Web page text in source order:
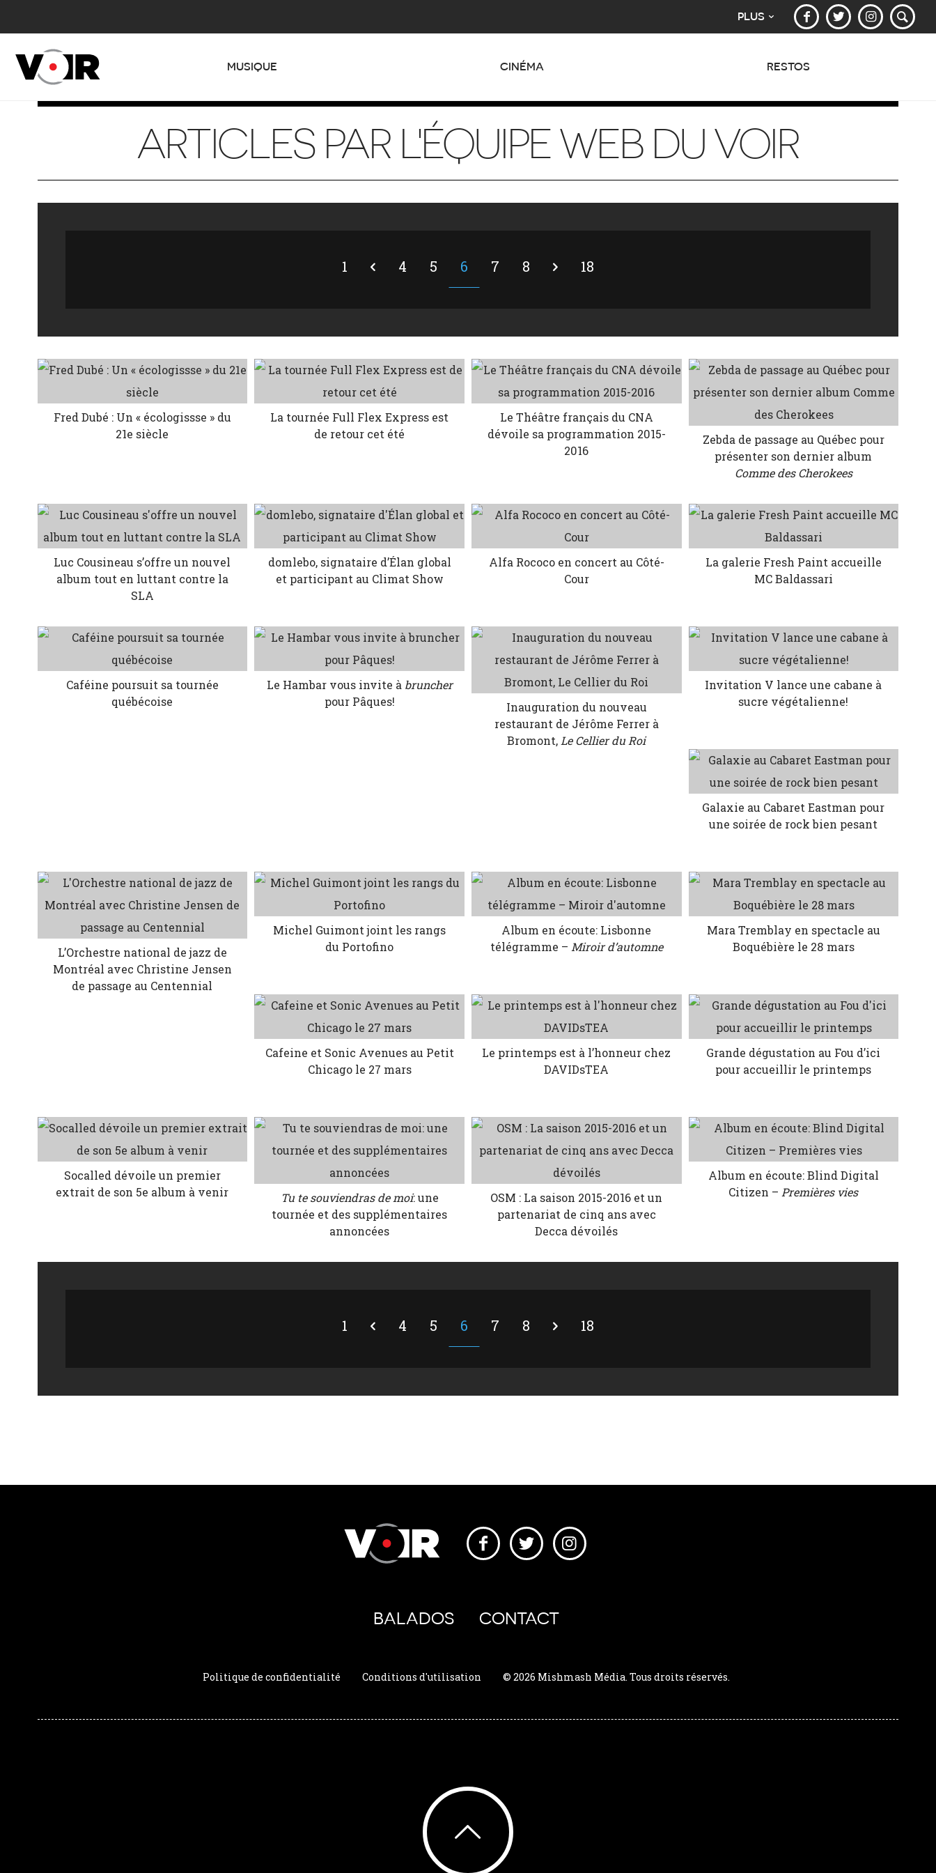
PLUS
MUSIQUE CINÉMA RESTOS
ARTICLES PAR L'ÉQUIPE WEB DU VOIR
1 4 5 6 7 8 18
Fred Dubé : Un « écologissse » du
21e siècle
La tournée Full Flex Express est
de retour cet été
Le Théâtre français du CNA
dévoile sa programmation 2015-
2016
Zebda de passage au Québec pour
présenter son dernier album
Comme des Cherokees
Luc Cousineau s’offre un nouvel
album tout en luttant contre la
SLA
domlebo, signataire d’Élan global
et participant au Climat Show
Alfa Rococo en concert au Côté-
Cour
La galerie Fresh Paint accueille
MC Baldassari
Caféine poursuit sa tournée
québécoise
Le Hambar vous invite à bruncher
pour Pâques!
Inauguration du nouveau
restaurant de Jérôme Ferrer à
Bromont, Le Cellier du Roi
Invitation V lance une cabane à
sucre végétalienne!
Galaxie au Cabaret Eastman pour
une soirée de rock bien pesant
L’Orchestre national de jazz de
Montréal avec Christine Jensen
de passage au Centennial
Michel Guimont joint les rangs
du Portofino
Album en écoute: Lisbonne
télégramme – Miroir d’automne
Mara Tremblay en spectacle au
Boquébière le 28 mars
Cafeine et Sonic Avenues au Petit
Chicago le 27 mars
Le printemps est à l’honneur chez
DAVIDsTEA
Grande dégustation au Fou d’ici
pour accueillir le printemps
Socalled dévoile un premier
extrait de son 5e album à venir
Tu te souviendras de moi: une
tournée et des supplémentaires
annoncées
OSM : La saison 2015-2016 et un
partenariat de cinq ans avec
Decca dévoilés
Album en écoute: Blind Digital
Citizen – Premières vies
1 4 5 6 7 8 18
BALADOS CONTACT
Politique de confidentialité Conditions d'utilisation © 2026 Mishmash Média. Tous droits réservés.